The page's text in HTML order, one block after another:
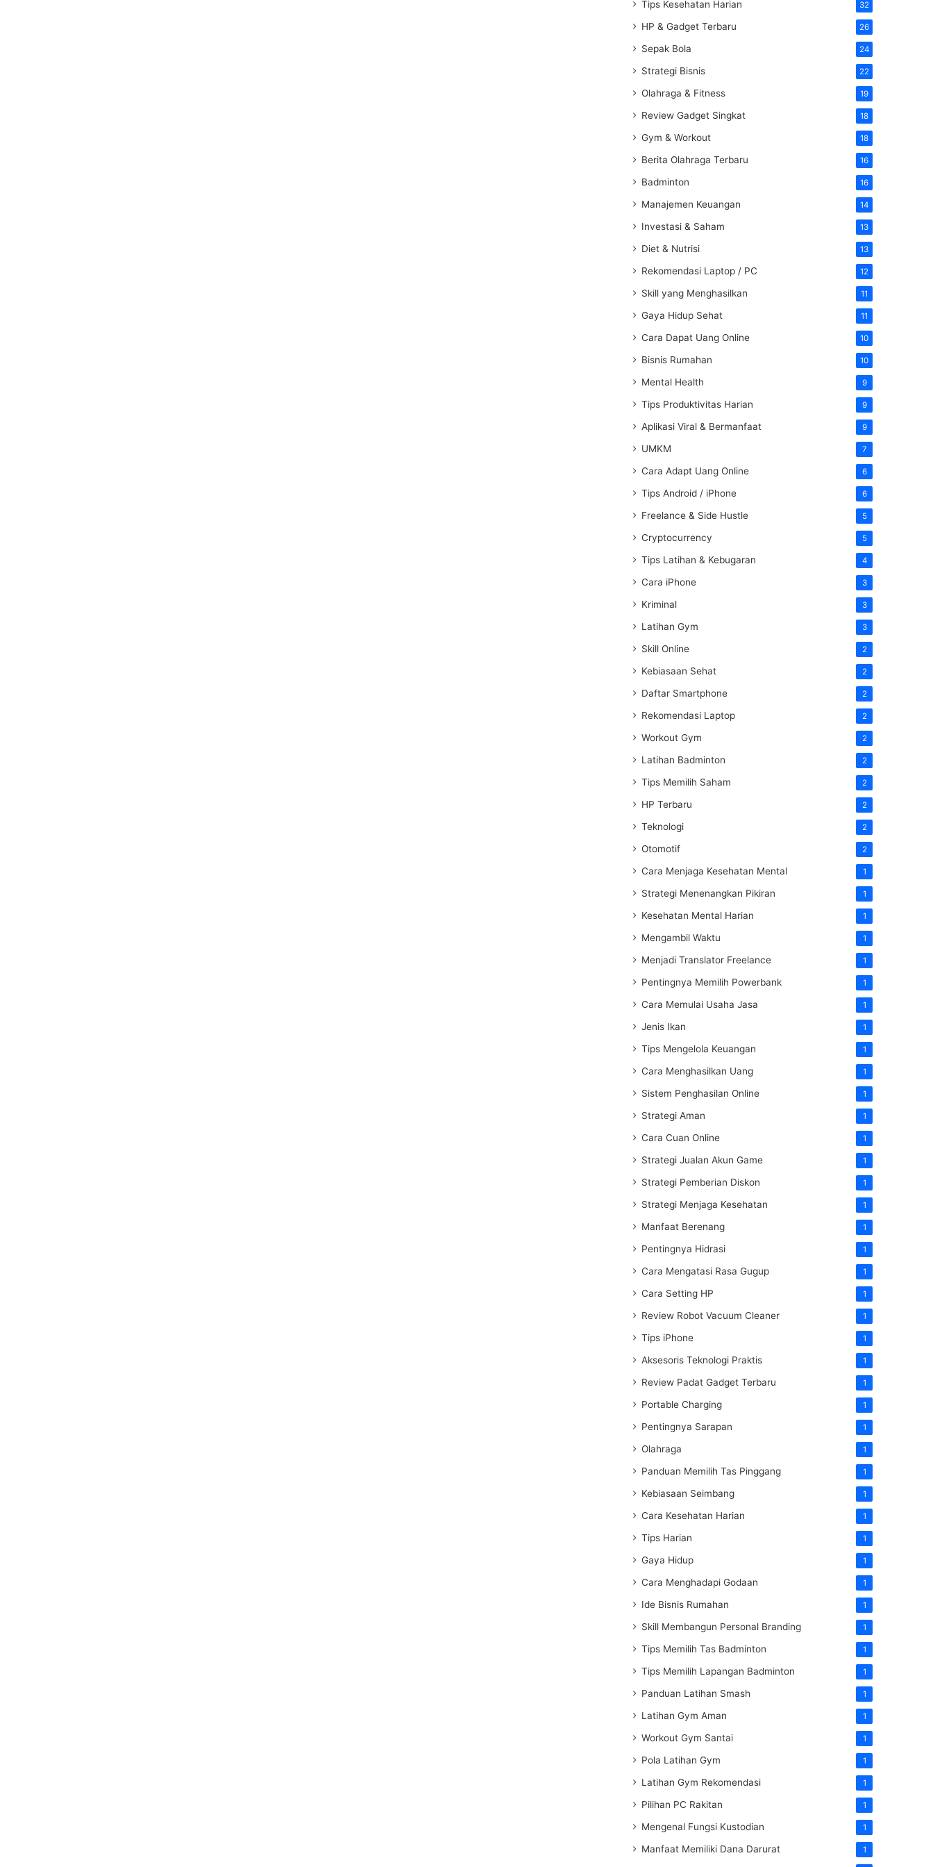
Tips Kesehatan Harian 32
HP & Gadget Terbaru 26
Sepak Bola 24
Strategi Bisnis 22
Olahraga & Fitness 19
Review Gadget Singkat 18
Gym & Workout 18
Berita Olahraga Terbaru 16
Badminton 16
Manajemen Keuangan 14
Investasi & Saham 13
Diet & Nutrisi 13
Rekomendasi Laptop / PC 12
Skill yang Menghasilkan 11
Gaya Hidup Sehat 11
Cara Dapat Uang Online 10
Bisnis Rumahan 10
Mental Health 9
Tips Produktivitas Harian 9
Aplikasi Viral & Bermanfaat 9
UMKM 7
Cara Adapt Uang Online 6
Tips Android / iPhone 6
Freelance & Side Hustle 5
Cryptocurrency 5
Tips Latihan & Kebugaran 4
Cara iPhone 3
Kriminal 3
Latihan Gym 3
Skill Online 2
Kebiasaan Sehat 2
Daftar Smartphone 2
Rekomendasi Laptop 2
Workout Gym 2
Latihan Badminton 2
Tips Memilih Saham 2
HP Terbaru 2
Teknologi 2
Otomotif 2
Cara Menjaga Kesehatan Mental 1
Strategi Menenangkan Pikiran 1
Kesehatan Mental Harian 1
Mengambil Waktu 1
Menjadi Translator Freelance 1
Pentingnya Memilih Powerbank 1
Cara Memulai Usaha Jasa 1
Jenis Ikan 1
Tips Mengelola Keuangan 1
Cara Menghasilkan Uang 1
Sistem Penghasilan Online 1
Strategi Aman 1
Cara Cuan Online 1
Strategi Jualan Akun Game 1
Strategi Pemberian Diskon 1
Strategi Menjaga Kesehatan 1
Manfaat Berenang 1
Pentingnya Hidrasi 1
Cara Mengatasi Rasa Gugup 1
Cara Setting HP 1
Review Robot Vacuum Cleaner 1
Tips iPhone 1
Aksesoris Teknologi Praktis 1
Review Padat Gadget Terbaru 1
Portable Charging 1
Pentingnya Sarapan 1
Olahraga 1
Panduan Memilih Tas Pinggang 1
Kebiasaan Seimbang 1
Cara Kesehatan Harian 1
Tips Harian 1
Gaya Hidup 1
Cara Menghadapi Godaan 1
Ide Bisnis Rumahan 1
Skill Membangun Personal Branding 1
Tips Memilih Tas Badminton 1
Tips Memilih Lapangan Badminton 1
Panduan Latihan Smash 1
Latihan Gym Aman 1
Workout Gym Santai 1
Pola Latihan Gym 1
Latihan Gym Rekomendasi 1
Pilihan PC Rakitan 1
Mengenal Fungsi Kustodian 1
Manfaat Memiliki Dana Darurat 1